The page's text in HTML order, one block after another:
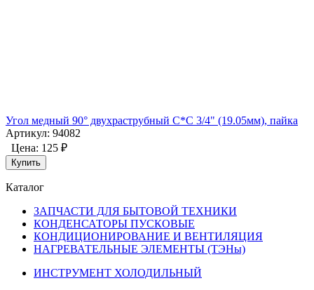
Угол медный 90° двухраструбный С*С 3/4" (19.05мм), пайка
Артикул: 94082
Цена: 125 ₽
Купить
Каталог
ЗАПЧАСТИ ДЛЯ БЫТОВОЙ ТЕХНИКИ
КОНДЕНСАТОРЫ ПУСКОВЫЕ
КОНДИЦИОНИРОВАНИЕ И ВЕНТИЛЯЦИЯ
НАГРЕВАТЕЛЬНЫЕ ЭЛЕМЕНТЫ (ТЭНы)
ИНСТРУМЕНТ ХОЛОДИЛЬНЫЙ